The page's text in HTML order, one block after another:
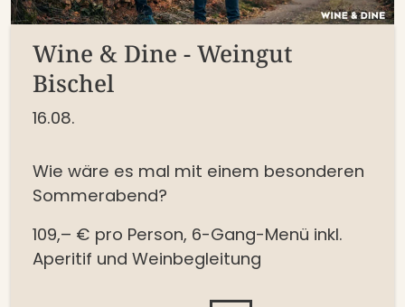
Wine & Dine - Weingut
Bischel
16.08.
Wie wäre es mal mit einem besonderen
Sommerabend?
109,– € pro Person, 6-Gang-Menü inkl.
Aperitif und Weinbegleitung